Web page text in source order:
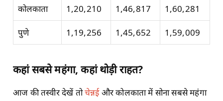
कोलकाता 1,20,210 1,46,817 1,60,281
पुणे 1,19,256 1,45,652 1,59,009
कहां सबसे महंगा, कहां थोड़ी राहत?
आज की तस्वीर देखें तोचेन्नईऔर कोलकाता में सोना सबसे महंगा